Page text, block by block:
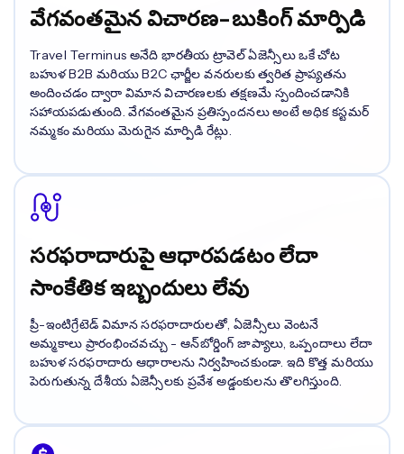
వేగవంతమైన విచారణ-బుకింగ్ మార్పిడి
Travel Terminus అనేది భారతీయ ట్రావెల్ ఏజెన్సీలు ఒకే చోట
బహుళ B2B మరియు B2C ఛార్జీల వనరులకు త్వరిత ప్రాప్యతను
అందించడం ద్వారా విమాన విచారణలకు తక్షణమే స్పందించడానికి
సహాయపడుతుంది. వేగవంతమైన ప్రతిస్పందనలు అంటే అధిక కస్టమర్
నమ్మకం మరియు మెరుగైన మార్పిడి రేట్లు.
సరఫరాదారుపై ఆధారపడటం లేదా
సాంకేతిక ఇబ్బందులు లేవు
ప్రీ-ఇంటిగ్రేటెడ్ విమాన సరఫరాదారులతో, ఏజెన్సీలు వెంటనే
అమ్మకాలు ప్రారంభించవచ్చు - ఆన్‌బోర్డింగ్ జాప్యాలు, ఒప్పందాలు లేదా
బహుళ సరఫరాదారు ఆధారాలను నిర్వహించకుండా. ఇది కొత్త మరియు
పెరుగుతున్న దేశీయ ఏజెన్సీలకు ప్రవేశ అడ్డంకులను తొలగిస్తుంది.